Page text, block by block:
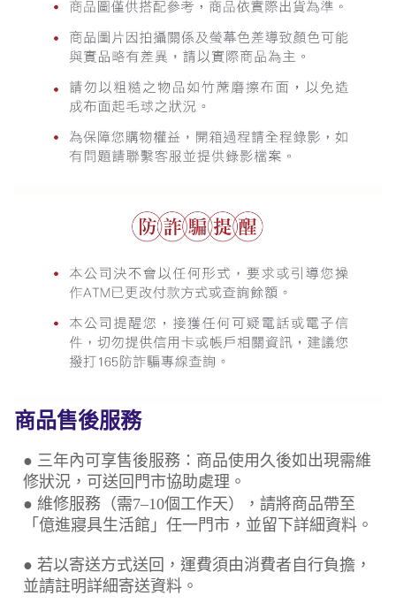
商品售後服務
● 三年內可享售後服務：商品使用久後如出現需維
修狀況，可送回門市協助處理。
● 維修服務（需7–10個工作天），請將商品帶至
「億進寢具生活館」任一門市，並留下詳細資料。
● 若以寄送方式送回，運費須由消費者自行負擔，
並請註明詳細寄送資料。